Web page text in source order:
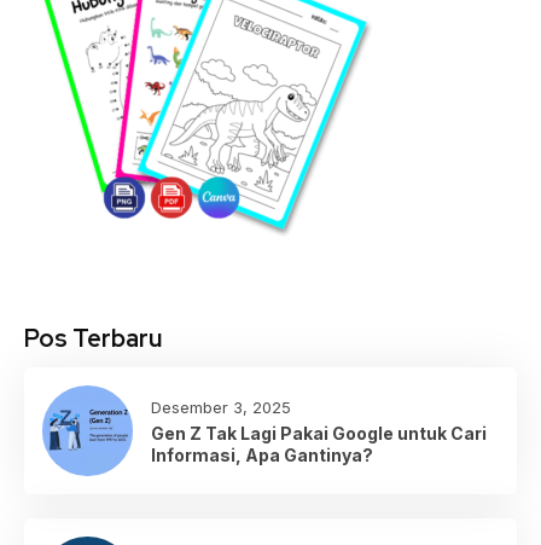
Pos Terbaru
Desember 3, 2025
Gen Z Tak Lagi Pakai Google untuk Cari
Informasi, Apa Gantinya?